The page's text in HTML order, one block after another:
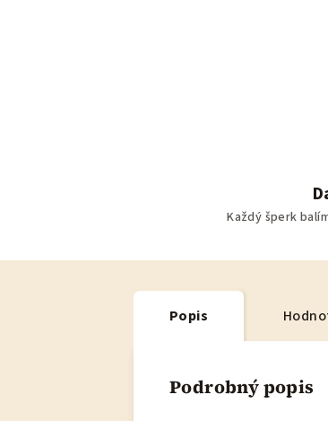
Každý šperk
Popis
Podrobný popis